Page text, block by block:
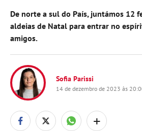
De norte a sul do País, juntámos 12
aldeias de Natal para entrar no
amigos.
Sofia Parissi
14 de dezembro de 2023 às
+